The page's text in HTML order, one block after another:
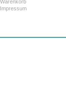
Warenkorb
Impressum